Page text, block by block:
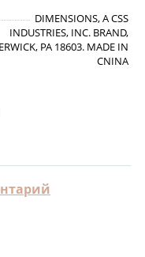
DIMENSIONS, A CSS
INDUSTRIES, INC. BRAND,
PA 18603. MADE IN
CNINA